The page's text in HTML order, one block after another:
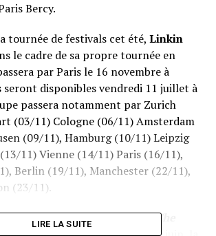
Bercy.
tournée de festivals cet été, Linkin
le cadre de sa propre tournée en
par Paris le 16 novembre à
seront disponibles vendredi 11 juillet à
passera notamment par Zurich
(03/11) Cologne (06/11) Amsterdam
(09/11), Hamburg (10/11) Leipzig
11) Vienne (14/11) Paris (16/11),
Berlin (19/11), Manchester (22/11),
(23/11).
studio de Linkin Park baptiséThe
LIRE LA SUITE